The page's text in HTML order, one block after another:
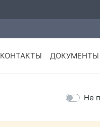
КОНТАКТЫ ДОКУМЕНТЫ
Не